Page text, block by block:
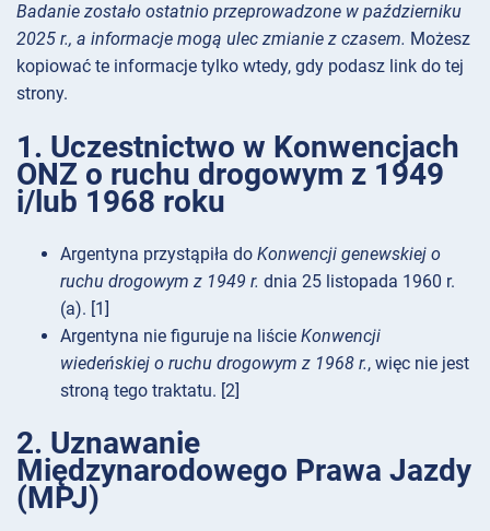
Badanie zostało ostatnio przeprowadzone w październiku
2025 r., a informacje mogą ulec zmianie z czasem. Możesz
kopiować te informacje tylko wtedy, gdy podasz link do tej
strony.
1. Uczestnictwo w Konwencjach
ONZ o ruchu drogowym z 1949
i/lub 1968 roku
Argentyna przystąpiła do Konwencji genewskiej o
ruchu drogowym z 1949 r. dnia 25 listopada 1960 r.
(a). [1]
Argentyna nie figuruje na liście Konwencji
wiedeńskiej o ruchu drogowym z 1968 r., więc nie jest
stroną tego traktatu. [2]
2. Uznawanie
Międzynarodowego Prawa Jazdy
(MPJ)